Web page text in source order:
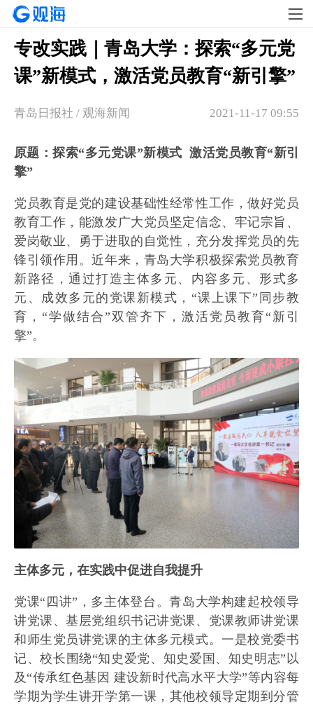
​专改实践｜青岛大学：探索“多元党
课”新模式，激活党员教育“新引擎”
2021-11-17 09:55
青岛日报社 / 观海新闻
原题：探索“多元党课”新模式 激活党员教育“新引
擎”
党员教育是党的建设基础性经常性工作，做好党员
教育工作，能激发广大党员坚定信念、牢记宗旨、
爱岗敬业、勇于进取的自觉性，充分发挥党员的先
锋引领作用。近年来，青岛大学积极探索党员教育
新路径，通过打造主体多元、内容多元、形式多
元、成效多元的党课新模式，“课上课下”同步教
育，“学做结合”双管齐下，激活党员教育“新引
擎”。
主体多元，在实践中促进自我提升
党课“四讲”，多主体登台。青岛大学构建起校领导
讲党课、基层党组织书记讲党课、党课教师讲党课
和师生党员讲党课的主体多元模式。一是校党委书
记、校长围绕“知史爱党、知史爱国、知史明志”以
及“传承红色基因 建设新时代高水平大学”等内容每
学期为学生讲开学第一课，其他校领导定期到分管